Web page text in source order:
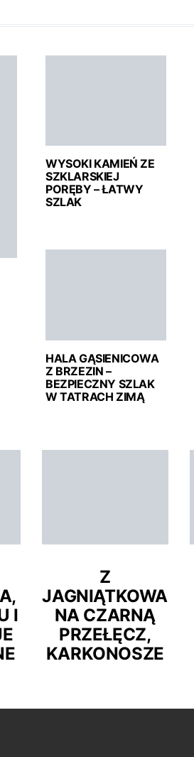
KTÓRE
ODWIEDZIĆ
WYSOKI KAMIEŃ ZE
SZKLARSKIEJ
PORĘBY – ŁATWY
SZLAK
HALA GĄSIENICOWA
Z BRZEZIN –
BEZPIECZNY SZLAK
W TATRACH ZIMĄ
I
Z
JAGNIĄTKOWA
NA CZARNĄ
PRZEŁĘCZ,
KARKONOSZE